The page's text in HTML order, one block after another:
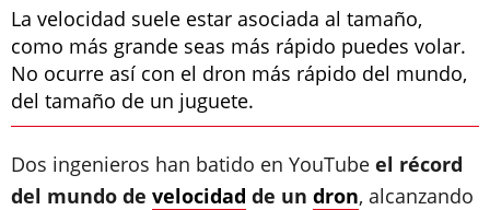
La velocidad suele estar asociada al tamaño,
como más grande seas más rápido puedes volar.
No ocurre así con el dron más rápido del mundo,
del tamaño de un juguete.
Dos ingenieros han batido en YouTube el récord
del mundo de velocidad de un dron, alcanzando